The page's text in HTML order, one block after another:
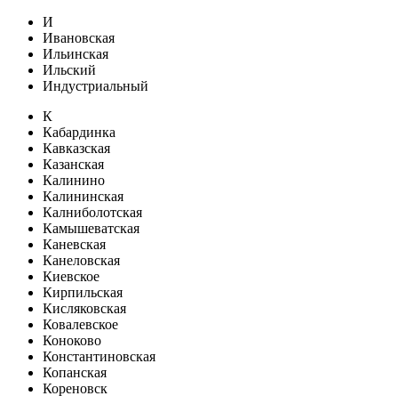
И
Ивановская
Ильинская
Ильский
Индустриальный
К
Кабардинка
Кавказская
Казанская
Калинино
Калининская
Калниболотская
Камышеватская
Каневская
Канеловская
Киевское
Кирпильская
Кисляковская
Ковалевское
Коноково
Константиновская
Копанская
Кореновск